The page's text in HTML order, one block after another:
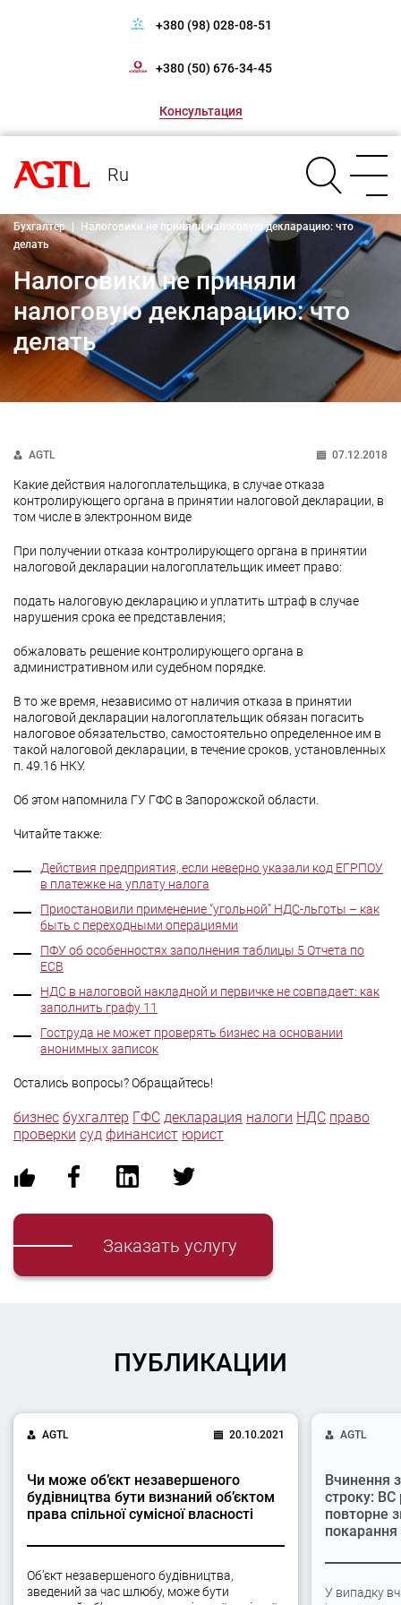
+380 (98) 028-08-51
+380 (50) 676-34-45
Консультация
Ru
Бухгалтер
Налоговики не приняли налоговую декларацию: что
делать
Налоговики не приняли
налоговую декларацию: что
делать
AGTL 07.12.2018
Какие действия налогоплательщика, в случае отказа
контролирующего органа в принятии налоговой декларации, в
том числе в электронном виде
При получении отказа контролирующего органа в принятии
налоговой декларации налогоплательщик имеет право:
подать налоговую декларацию и уплатить штраф в случае
нарушения срока ее представления;
обжаловать решение контролирующего органа в
административном или судебном порядке.
В то же время, независимо от наличия отказа в принятии
налоговой декларации налогоплательщик обязан погасить
налоговое обязательство, самостоятельно определенное им в
такой налоговой декларации, в течение сроков, установленных
п. 49.16 НКУ.
Об этом напомнила ГУ ГФС в Запорожской области.
Читайте также:
Действия предприятия, если неверно указали код ЕГРПОУ
в платежке на уплату налога
Приостановили применение “угольной” НДС-льготы – как
быть с переходными операциями
ПФУ об особенностях заполнения таблицы 5 Отчета по
ЕСВ
НДС в налоговой накладной и первичке не совпадает: как
заполнить графу 11
Гоструда не может проверять бизнес на основании
анонимных записок
Остались вопросы? Обращайтесь!
бизнес бухгалтер ГФС декларация налоги НДС право
проверки суд финансист юрист
Заказать услугу
ПУБЛИКАЦИИ
AGTL 20.10.2021
Чи може об’єкт незавершеного
будівництва бути визнаний об’єктом
права спільної сумісної власності
Об’єкт незавершеного будівництва,
зведений за час шлюбу, може бути
AGTL
Вчинення
строку: ВС
повторне
У випадку